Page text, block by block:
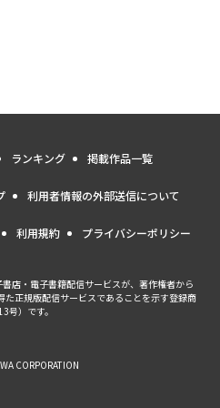
ランキング 掲載作品一覧
利用者情報の外部送信について
利用規約 プライバシーポリシー
店・電子書籍配信サービスが、著作権者から
た正規版配信サービスであることを示す登録商
号）です。
CORPORATION